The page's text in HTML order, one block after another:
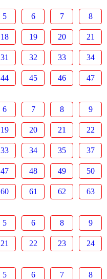
5 6 7 8
18 19 20 21
31 32 33 34
44 45 46 47
6 7 8 9
19 20 21 22
33 34 35 37
47 48 49 50
60 61 62 63
5 6 8 9
21 22 23 24
5 6 7 8